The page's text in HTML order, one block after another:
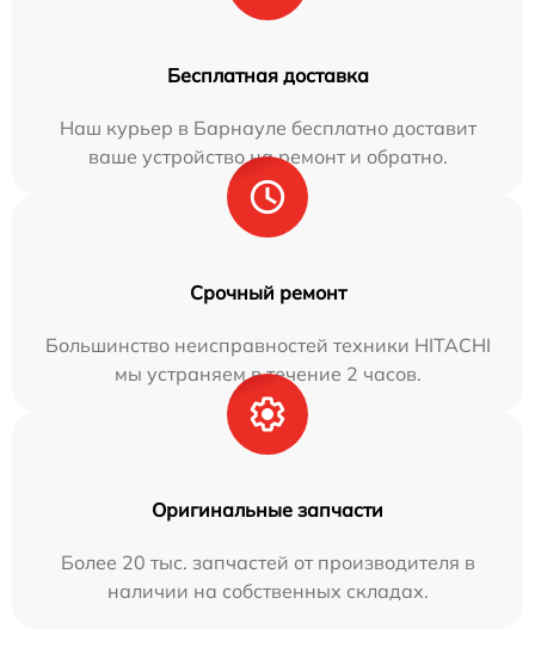
Бесплатная доставка
Наш курьер в Барнауле бесплатно доставит
ваше устройство на ремонт и обратно.
Срочный ремонт
Большинство неисправностей техники HITACHI
мы устраняем в течение 2 часов.
Оригинальные запчасти
Более 20 тыс. запчастей от производителя в
наличии на собственных складах.